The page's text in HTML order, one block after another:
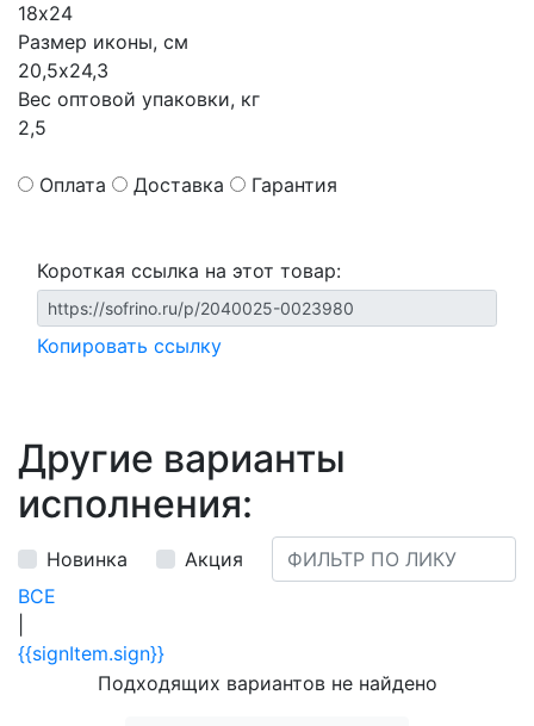
18х24
Размер иконы, см
20,5х24,3
Вес оптовой упаковки, кг
2,5
Оплата Доставка Гарантия
Короткая ссылка на этот товар:
Копировать ссылку
Другие варианты
исполнения:
Новинка
Акция
ВСЕ
{{signItem.sign}}
Подходящих вариантов не найдено